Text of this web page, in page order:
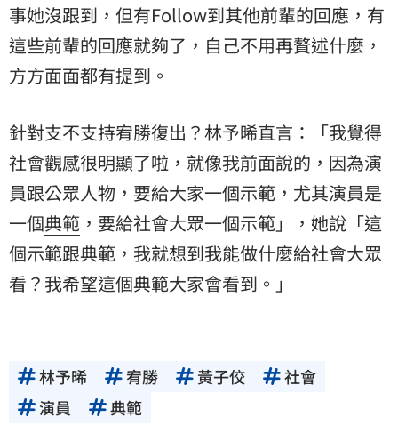
事她沒跟到，但有Follow到其他前輩的回應，有
這些前輩的回應就夠了，自己不用再贅述什麼，
方方面面都有提到。
針對支不支持宥勝復出？林予晞直言：「我覺得
社會觀感很明顯了啦，就像我前面說的，因為演
員跟公眾人物，要給大家一個示範，尤其演員是
一個典範 ，要給社會大眾一個示範」，她說「這
個示範跟典範，我就想到我能做什麼給社會大眾
看？我希望這個典範大家會看到。」
林予晞 宥勝 黃子佼
社會
演員
典範